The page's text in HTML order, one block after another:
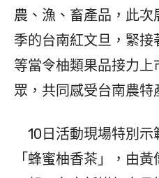
農、漁、畜產品，此
季的台南紅文旦，緊
等當令柚類果品接力
眾，共同感受台南農特
10日活動現場特別示
「蜂蜜柚香茶」，由